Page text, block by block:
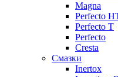
Magna
Perfecto
Perfecto T
Perfecto
Cresta
Смазки
Inertox